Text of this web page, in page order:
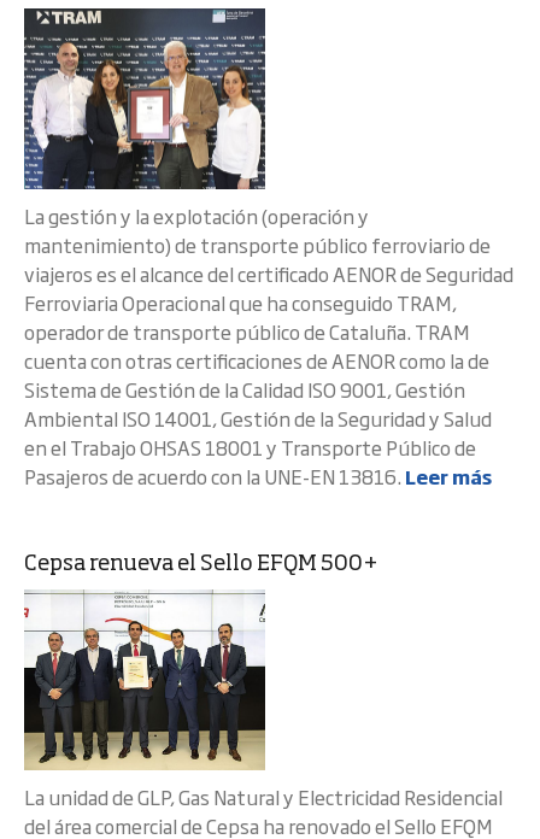
La gestión y la explotación (operación y
mantenimiento) de transporte público ferroviario de
viajeros es el alcance del certificado AENOR de Seguridad
Ferroviaria Operacional que ha conseguido TRAM,
operador de transporte público de Cataluña. TRAM
cuenta con otras certificaciones de AENOR como la de
Sistema de Gestión de la Calidad ISO 9001, Gestión
Ambiental ISO 14001, Gestión de la Seguridad y Salud
en el Trabajo OHSAS 18001 y Transporte Público de
Pasajeros de acuerdo con la UNE-EN 13816. Leer más
Cepsa renueva el Sello EFQM 500+
La unidad de GLP, Gas Natural y Electricidad Residencial
del área comercial de Cepsa ha renovado el Sello EFQM